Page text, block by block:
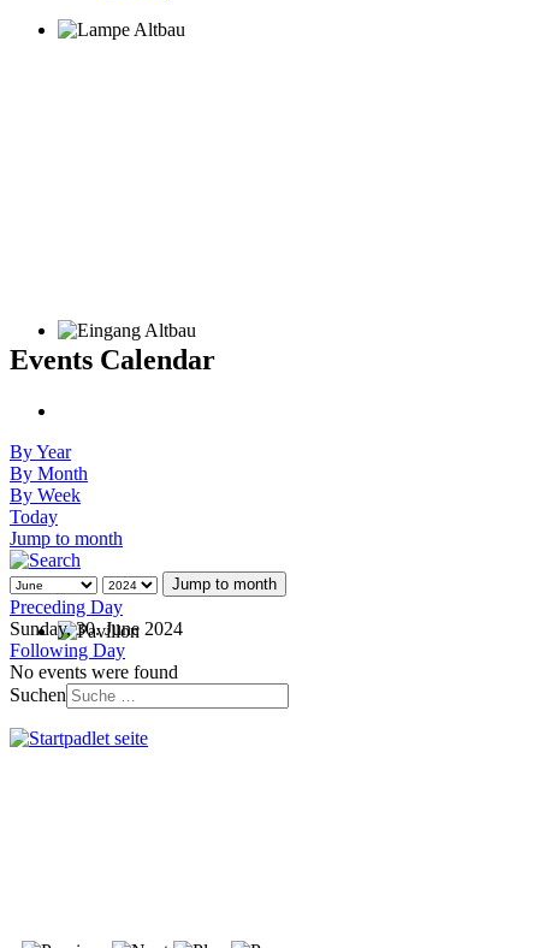
Events Calendar
By Year
By Month
By Week
Today
Jump to month
Jump to month
Preceding Day
Sunday, 30. June 2024
Following Day
No events were found
Suchen